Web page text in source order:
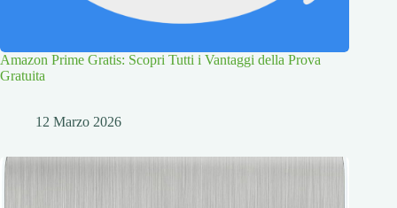
Amazon Prime Gratis: Scopri Tutti i Vantaggi della Prova
Gratuita
12 Marzo 2026